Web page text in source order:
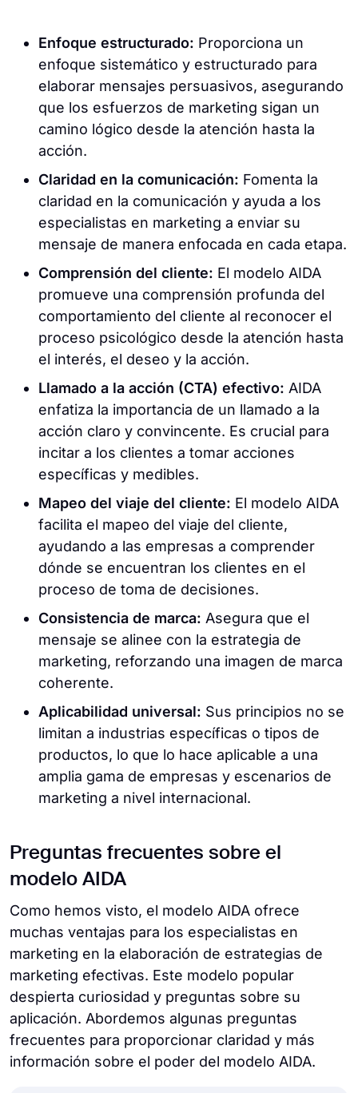
Enfoque estructurado: Proporciona un
enfoque sistemático y estructurado para
elaborar mensajes persuasivos, asegurando
que los esfuerzos de marketing sigan un
camino lógico desde la atención hasta la
acción.
Claridad en la comunicación: Fomenta la
claridad en la comunicación y ayuda a los
especialistas en marketing a enviar su
mensaje de manera enfocada en cada etapa.
Comprensión del cliente: El modelo AIDA
promueve una comprensión profunda del
comportamiento del cliente al reconocer el
proceso psicológico desde la atención hasta
el interés, el deseo y la acción.
Llamado a la acción (CTA) efectivo: AIDA
enfatiza la importancia de un llamado a la
acción claro y convincente. Es crucial para
incitar a los clientes a tomar acciones
específicas y medibles.
Mapeo del viaje del cliente: El modelo AIDA
facilita el mapeo del viaje del cliente,
ayudando a las empresas a comprender
dónde se encuentran los clientes en el
proceso de toma de decisiones.
Consistencia de marca: Asegura que el
mensaje se alinee con la estrategia de
marketing, reforzando una imagen de marca
coherente.
Aplicabilidad universal: Sus principios no se
limitan a industrias específicas o tipos de
productos, lo que lo hace aplicable a una
amplia gama de empresas y escenarios de
marketing a nivel internacional.
Preguntas frecuentes sobre el
modelo AIDA
Como hemos visto, el modelo AIDA ofrece
muchas ventajas para los especialistas en
marketing en la elaboración de estrategias de
marketing efectivas. Este modelo popular
despierta curiosidad y preguntas sobre su
aplicación. Abordemos algunas preguntas
frecuentes para proporcionar claridad y más
información sobre el poder del modelo AIDA.